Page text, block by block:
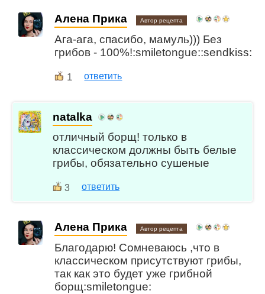
Алена Прика Автор рецепта
Ага-ага, спасибо, мамуль))) Без
грибов - 100%!:smiletongue::sendkiss:
1 ответить
natalka
отличный борщ! только в
классическом должны быть белые
грибы, обязательно сушеные
3 ответить
Алена Прика Автор рецепта
Благодарю! Сомневаюсь ,что в
классическом присутствуют грибы,
так как это будет уже грибной
борщ:smiletongue: